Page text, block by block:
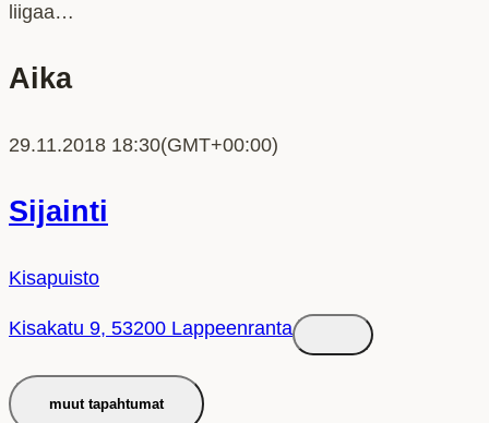
liigaa…
Aika
29.11.2018 18:30(GMT+00:00)
Sijainti
Kisapuisto
Kisakatu 9, 53200 Lappeenranta
muut tapahtumat